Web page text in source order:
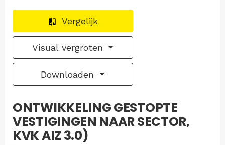
Vergelijk
Visual vergroten
Downloaden
ONTWIKKELING GESTOPTE
VESTIGINGEN NAAR SECTOR,
KVK AIZ 3.0)